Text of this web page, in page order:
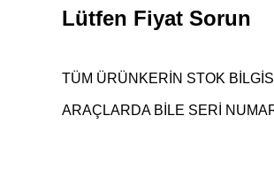
Lütfen Fiyat Sorun
TÜM ÜRÜNKERİN STOK
ARAÇLARDA BİLE SERİ